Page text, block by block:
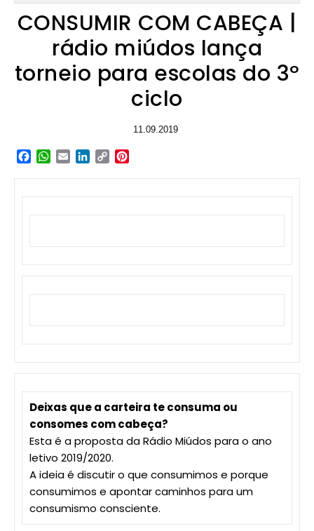
CONSUMIR COM CABEÇA |
rádio miúdos lança
torneio para escolas do 3º
ciclo
11.09.2019
Facebook
WhatsApp
EmailLinkedIn
Copy
Deixas que a carteira te consuma ou
consomes com cabeça?
Esta é a proposta da Rádio Miúdos para o ano
letivo 2019/2020.
A ideia é discutir o que consumimos e porque
consumimos e apontar caminhos para um
consumismo consciente.